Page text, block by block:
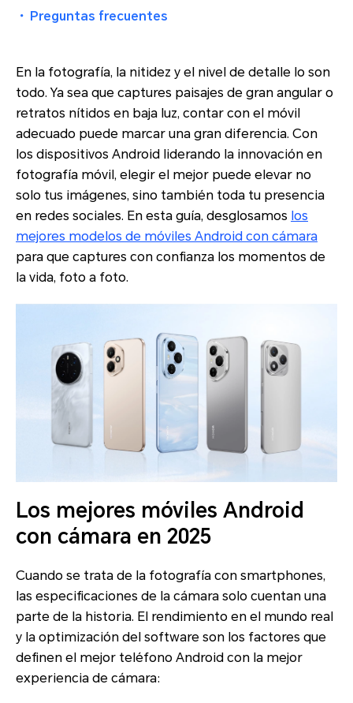
・ Preguntas frecuentes
En la fotografía, la nitidez y el nivel de detalle lo son
todo. Ya sea que captures paisajes de gran angular o
retratos nítidos en baja luz, contar con el móvil
adecuado puede marcar una gran diferencia. Con
los dispositivos Android liderando la innovación en
fotografía móvil, elegir el mejor puede elevar no
solo tus imágenes, sino también toda tu presencia
en redes sociales. En esta guía, desglosamos los
mejores modelos de móviles Android con cámara
para que captures con confianza los momentos de
la vida, foto a foto.
Los mejores móviles Android
con cámara en 2025
Cuando se trata de la fotografía con smartphones,
las especificaciones de la cámara solo cuentan una
parte de la historia. El rendimiento en el mundo real
y la optimización del software son los factores que
definen el mejor teléfono Android con la mejor
experiencia de cámara: